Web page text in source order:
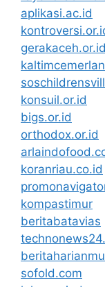
aplikasi.ac.id
gerakaceh.or.id
konsuil.or.id
bigs.or.id
orthodox.or.id
koranriau.co.id
kompastimur
beritabatavias
sofold.com